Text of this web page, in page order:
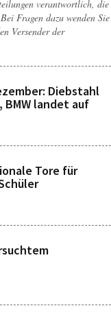
verantwortlich, die
Fragen dazu wenden Sie
Versender der
Diebstahl
landet auf
Tore für